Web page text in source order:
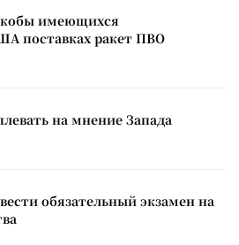
имеющихся
поставках ракет ПВО
на мнение Запада
обязательный экзамен на